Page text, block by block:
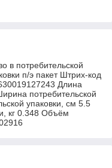
в потребительской
п/э пакет Штрих-код
Длина
потребительской
упаковки, см 5.5
кг 0.348 Объём